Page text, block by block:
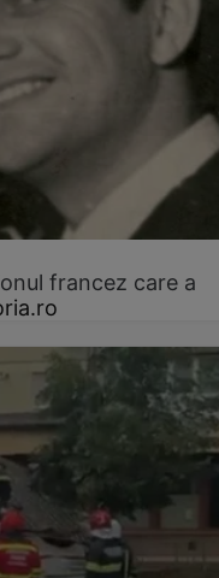
francez care a